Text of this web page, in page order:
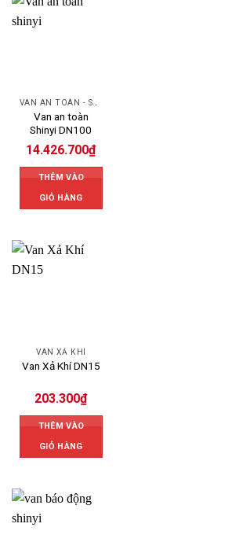
VAN AN TOÀN - SAFETY RELIEF VALVE
Van an toàn
Shinyi DN100
14.426.700₫
THÊM VÀO
GIỎ HÀNG
VAN XẢ KHÍ
Van Xả Khí DN15
203.300₫
THÊM VÀO
GIỎ HÀNG